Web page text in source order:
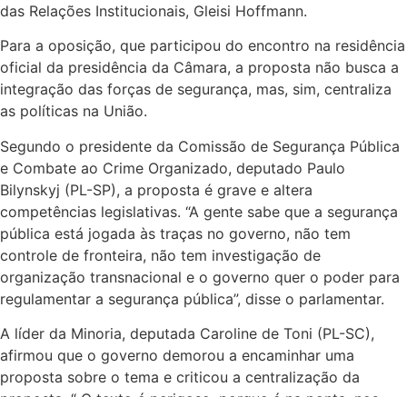
das Relações Institucionais, Gleisi Hoffmann.
Para a oposição, que participou do encontro na residência
oficial da presidência da Câmara, a proposta não busca a
integração das forças de segurança, mas, sim, centraliza
as políticas na União.
Segundo o presidente da Comissão de Segurança Pública
e Combate ao Crime Organizado, deputado Paulo
Bilynskyj (PL-SP), a proposta é grave e altera
competências legislativas. “A gente sabe que a segurança
pública está jogada às traças no governo, não tem
controle de fronteira, não tem investigação de
organização transnacional e o governo quer o poder para
regulamentar a segurança pública”, disse o parlamentar.
A líder da Minoria, deputada Caroline de Toni (PL-SC),
afirmou que o governo demorou a encaminhar uma
proposta sobre o tema e criticou a centralização da